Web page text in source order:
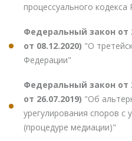
процессуального
Федеральный закон от
от 08.12.2020) "О
Федерации"
Федеральный закон от
от 26.07.2019) "Об
урегулирования споров с
(процедуре медиации)"